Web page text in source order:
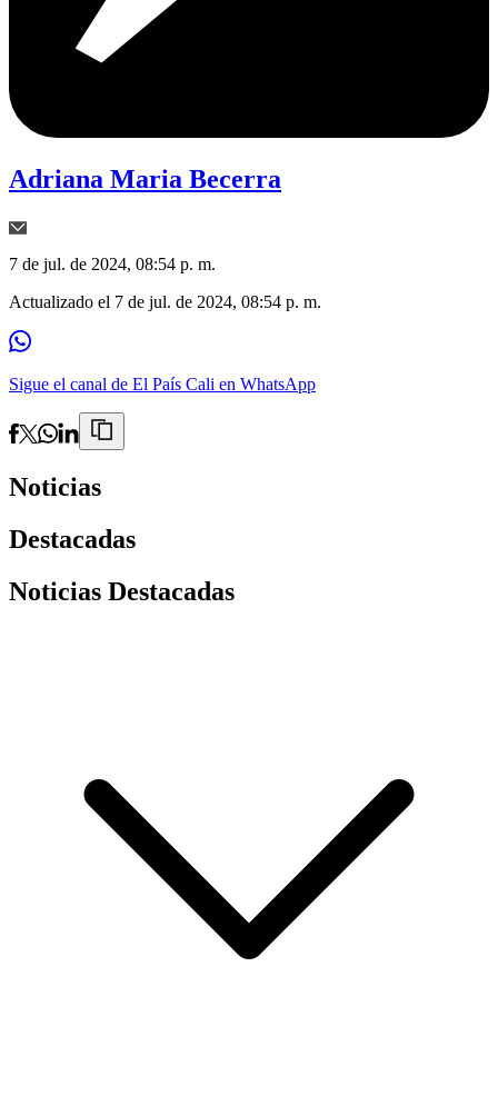
Adriana Maria Becerra
7 de jul. de 2024, 08:54 p. m.
Actualizado el 7 de jul. de 2024, 08:54 p. m.
Sigue el canal de El País Cali en WhatsApp
Noticias
Destacadas
Noticias Destacadas